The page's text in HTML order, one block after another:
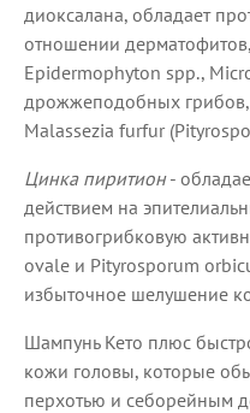
диоксалана, обладает
отношении
Epidermophyton spp.,
дрожжеподобных грибов,
Malassezia furfur
Цинка пиритион-
действием на
противогрибковую
ovale и Pityrosporum
избыточное шелушение
Шампунь Кето плюс
кожи головы, которые
перхотью и себорейным